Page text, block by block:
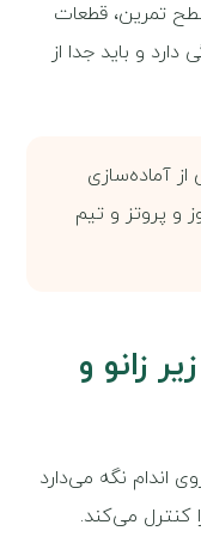
تمرین، قطعات
و باید جدا از
آماده‌سازی
و پروتز و تیم
زانو و
اندام نگه می‌دارد
می‌کند.